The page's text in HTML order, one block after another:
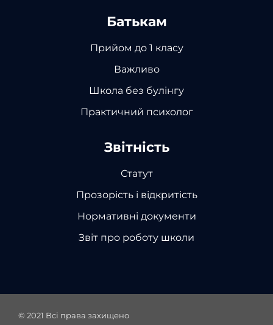
Батькам
Прийом до 1 класу
Важливо
Школа без булінгу
Практичний психолог
Звітність
Статут
Прозорість і відкритість
Нормативні документи
Звіт про роботу школи
© 2021 Всі права захищено